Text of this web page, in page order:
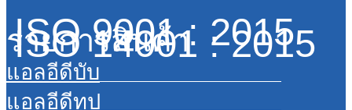
ISO 9001 : 2015
ISO 14001 : 2015
รายการสินค้า
แอลอีดีบับ
แอลอีดีทูป